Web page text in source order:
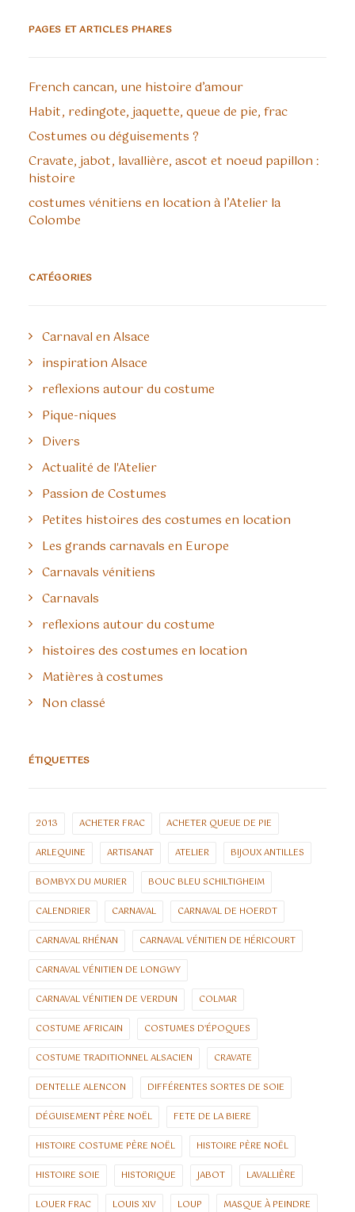
PAGES ET ARTICLES PHARES
French cancan, une histoire d’amour
Habit, redingote, jaquette, queue de pie, frac
Costumes ou déguisements ?
Cravate, jabot, lavallière, ascot et noeud papillon :
histoire
costumes vénitiens en location à l’Atelier la
Colombe
CATÉGORIES
Carnaval en Alsace
inspiration Alsace
reflexions autour du costume
Pique-niques
Divers
Actualité de l'Atelier
Passion de Costumes
Petites histoires des costumes en location
Les grands carnavals en Europe
Carnavals vénitiens
Carnavals
reflexions autour du costume
histoires des costumes en location
Matières à costumes
Non classé
ÉTIQUETTES
2013 ACHETER FRAC ACHETER QUEUE DE PIE
ARLEQUINE ARTISANAT ATELIER BIJOUX ANTILLES
BOMBYX DU MURIER BOUC BLEU SCHILTIGHEIM
CALENDRIER CARNAVAL CARNAVAL DE HOERDT
CARNAVAL RHÉNAN CARNAVAL VÉNITIEN DE HÉRICOURT
CARNAVAL VÉNITIEN DE LONGWY
CARNAVAL VÉNITIEN DE VERDUN COLMAR
COSTUME AFRICAIN COSTUMES D'ÉPOQUES
COSTUME TRADITIONNEL ALSACIEN CRAVATE
DENTELLE ALENCON DIFFÉRENTES SORTES DE SOIE
DÉGUISEMENT PÈRE NOËL FETE DE LA BIERE
HISTOIRE COSTUME PÈRE NOËL HISTOIRE PÈRE NOËL
HISTOIRE SOIE HISTORIQUE JABOT LAVALLIÈRE
LOUER FRAC LOUIS XIV LOUP MASQUE À PEINDRE